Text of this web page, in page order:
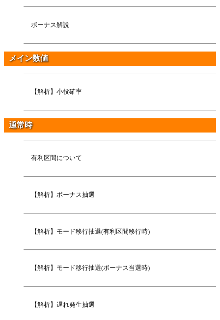
ボーナス解説
メイン数値
【解析】小役確率
通常時
有利区間について
【解析】ボーナス抽選
【解析】モード移行抽選(有利区間移行時)
【解析】モード移行抽選(ボーナス当選時)
【解析】遅れ発生抽選